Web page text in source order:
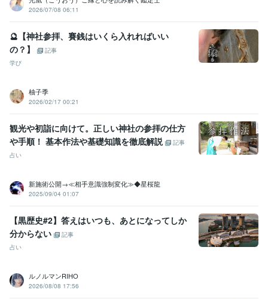
2026/07/08 06:11
🔮【神社参拝、賽銭はいくら入れればいい
の？】
記事
学び
柚子季
2026/02/17 00:21
観光や初詣に向けて。正しい神社の参拝の仕方
や手順！ 基本作法や基礎知識を徹底解説
記事
占い
新施術公開→≪相手意識強制変化≫◆星桜龍
2025/09/04 01:07
【黒歴史#2】答えはいつも、あとになってしか
分からない
記事
占い
ルノルマンRIHO
2026/08/08 17:56